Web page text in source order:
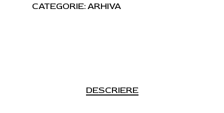
CATEGORIE:ARHIVA
DESCRIERE